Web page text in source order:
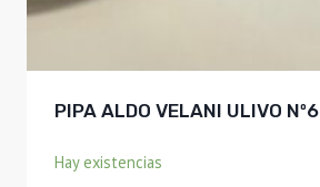
PIPA ALDO VELANI ULIVO Nº6
Hay existencias